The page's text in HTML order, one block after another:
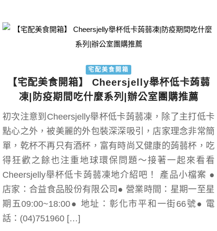
宅配美食開箱
【宅配美食開箱】 Cheersjelly舉杯低卡蒟蒻
凍|防疫期間吃什麼系列|辦公室團購推薦
初次注意到Cheersjelly舉杯低卡蒟蒻凍，除了主打低卡
點心之外，被美麗的外包裝深深吸引，店家理念非常簡
單，乾杯不再只有酒杯，富有時尚又健康的蒟蒻杯，吃
得狂歡之餘也注重地球環保問題～接著一起來看看
Cheersjelly舉杯低卡蒟蒻凍地介紹吧！ 產品小檔案 ●
店家：合益食品股份有限公司● 營業時間：星期一至星
期五09:00~18:00● 地址：彰化市平和一街66號● 電
話：(04)751960 […]